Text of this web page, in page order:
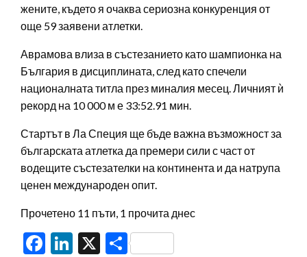
жените, където я очаква сериозна конкуренция от
още 59 заявени атлетки.
Аврамова влиза в състезанието като шампионка на
България в дисциплината, след като спечели
националната титла през миналия месец. Личният ѝ
рекорд на 10 000 м е 33:52.91 мин.
Стартът в Ла Специя ще бъде важна възможност за
българската атлетка да премери сили с част от
водещите състезателки на континента и да натрупа
ценен международен опит.
Прочетено 11 пъти, 1 прочита днес
Facebook
LinkedIn
X Share